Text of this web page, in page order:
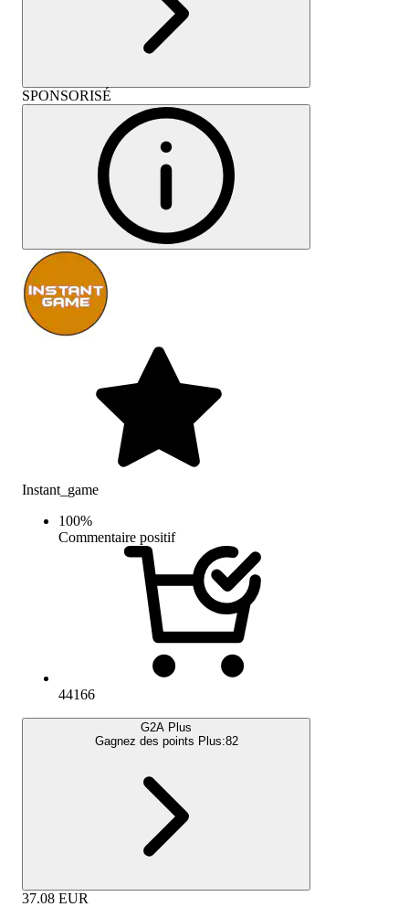
SPONSORISÉ
Instant_game
100%
Commentaire positif
44166
G2A Plus
Gagnez des points Plus:82
37.08 EUR